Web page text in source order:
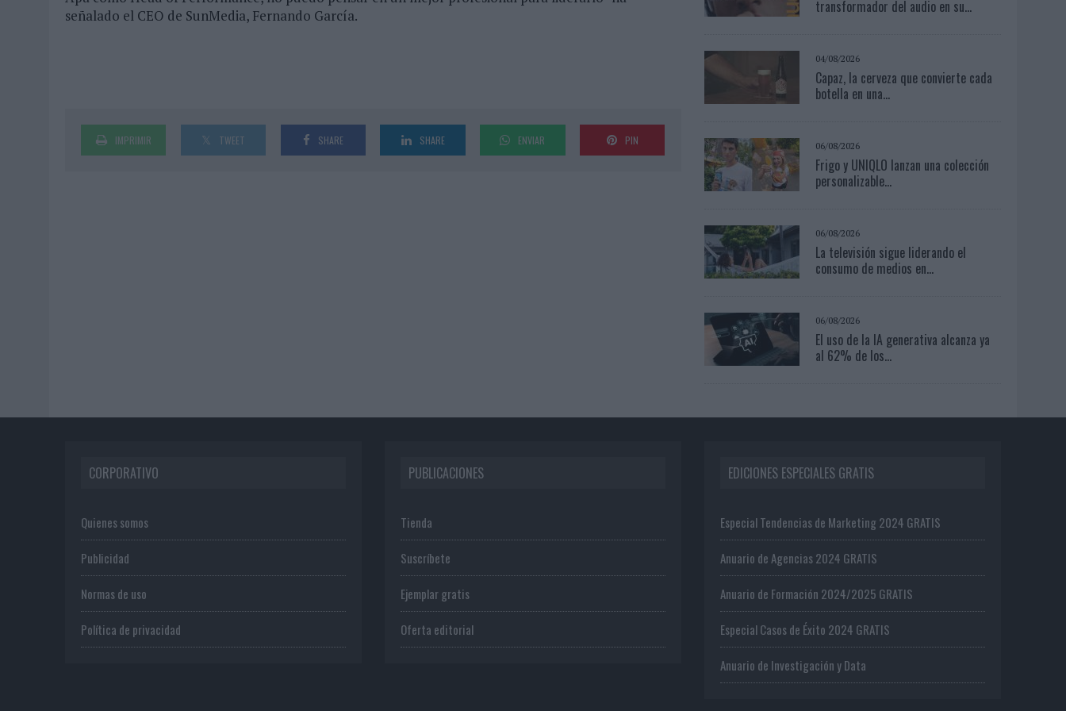
señalado el CEO de SunMedia, Fernando García.
IMPRIMIR TWEET SHARE SHARE ENVIAR PIN
transformador del audio en su...
04/08/2026
Capaz, la cerveza que convierte cada
botella en una...
06/08/2026
Frigo y UNIQLO lanzan una colección
personalizable...
06/08/2026
La televisión sigue liderando el
consumo de medios en...
06/08/2026
El uso de la IA generativa alcanza ya
al 62% de los...
CORPORATIVO
Quienes somos
Publicidad
Normas de uso
Política de privacidad
PUBLICACIONES
Tienda
Suscríbete
Ejemplar gratis
Oferta editorial
EDICIONES ESPECIALES GRATIS
Especial Tendencias de Marketing 2024 GRATIS
Anuario de Agencias 2024 GRATIS
Anuario de Formación 2024/2025 GRATIS
Especial Casos de Éxito 2024 GRATIS
Anuario de Investigación y Data